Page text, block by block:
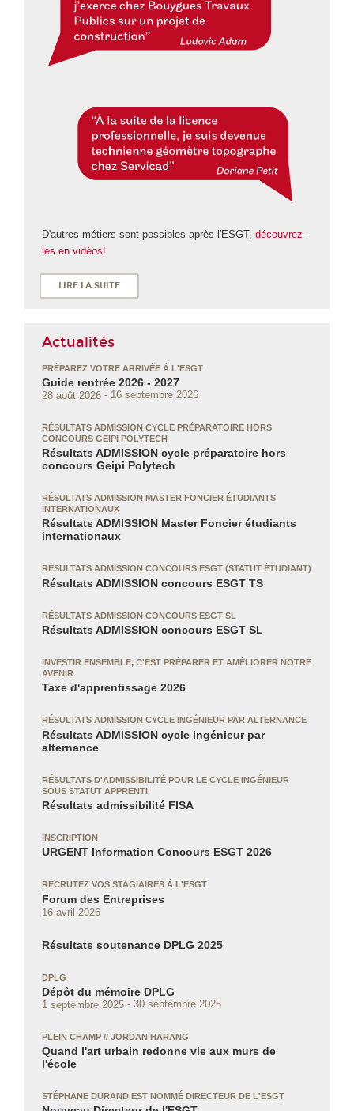
D'autres métiers sont possibles après l'ESGT,découvrez-
les en vidéos!
LIRE LA SUITE
Actualités
PRÉPAREZ VOTRE ARRIVÉE À L'ESGT
Guide rentrée 2026 - 2027
28 août 2026 16 septembre 2026
RÉSULTATS ADMISSION CYCLE PRÉPARATOIRE HORS
CONCOURS GEIPI POLYTECH
Résultats ADMISSION cycle préparatoire hors
concours Geipi Polytech
RÉSULTATS ADMISSION MASTER FONCIER ÉTUDIANTS
INTERNATIONAUX
Résultats ADMISSION Master Foncier étudiants
internationaux
RÉSULTATS ADMISSION CONCOURS ESGT (STATUT ÉTUDIANT)
Résultats ADMISSION concours ESGT TS
RÉSULTATS ADMISSION CONCOURS ESGT SL
Résultats ADMISSION concours ESGT SL
INVESTIR ENSEMBLE, C'EST PRÉPARER ET AMÉLIORER NOTRE
AVENIR
Taxe d'apprentissage 2026
RÉSULTATS ADMISSION CYCLE INGÉNIEUR PAR ALTERNANCE
Résultats ADMISSION cycle ingénieur par
alternance
RÉSULTATS D'ADMISSIBILITÉ POUR LE CYCLE INGÉNIEUR
SOUS STATUT APPRENTI
Résultats admissibilité FISA
INSCRIPTION
URGENT Information Concours ESGT 2026
RECRUTEZ VOS STAGIAIRES À L'ESGT
Forum des Entreprises
16 avril 2026
Résultats soutenance DPLG 2025
DPLG
Dépôt du mémoire DPLG
1 septembre 2025 30 septembre 2025
PLEIN CHAMP // JORDAN HARANG
Quand l'art urbain redonne vie aux murs de
l'école
STÉPHANE DURAND EST NOMMÉ DIRECTEUR DE L'ESGT